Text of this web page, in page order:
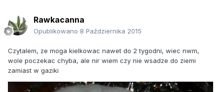
Rawkacanna
Opublikowano 8 Października 2015
Czytalem, ze moga kielkowac nawet do 2 tygodni, wiec nwm,
wole poczekac chyba, ale nir wiem czy nie wsadze do ziemi
zamiast w gaziki